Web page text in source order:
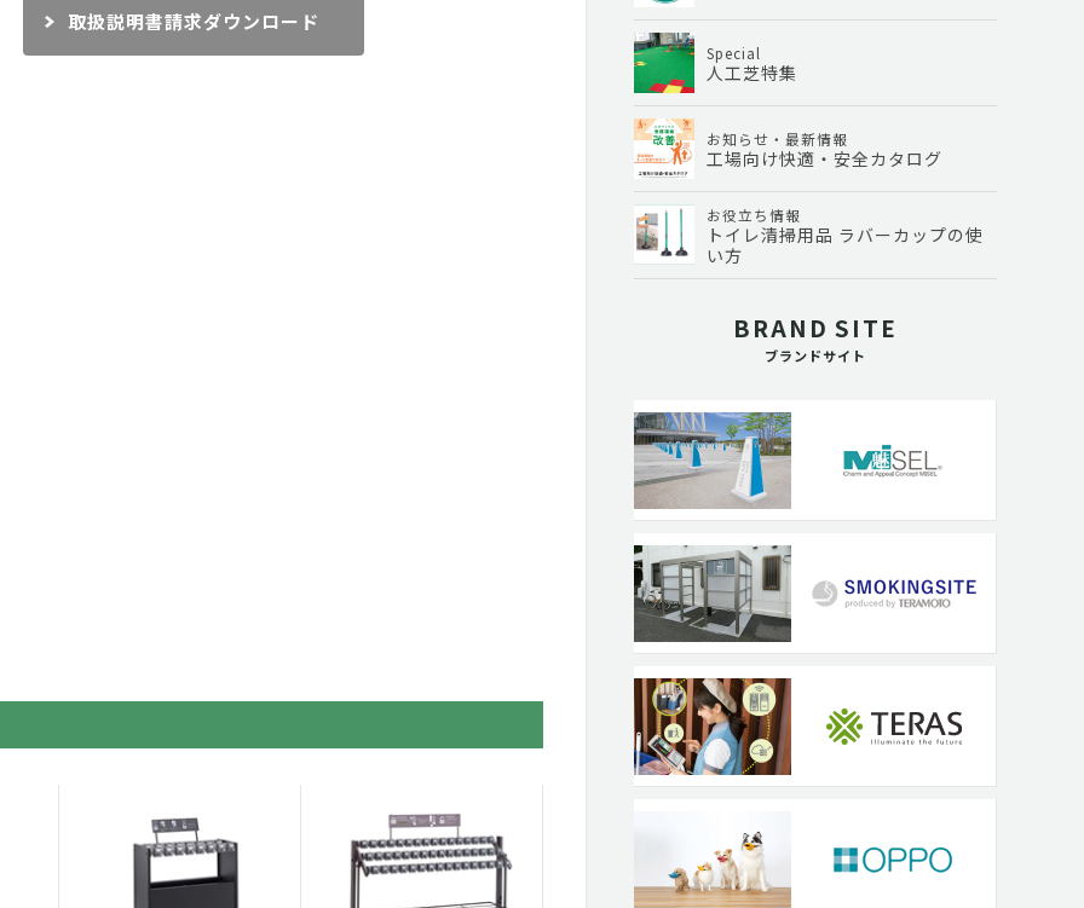
取扱説明書請求ダウンロード
Special
人工芝特集
お知らせ・最新情報
工場向け快適・安全カタログ
お役立ち情報
トイレ清掃用品 ラバーカップの使
い方
BRAND SITE
ブランドサイト